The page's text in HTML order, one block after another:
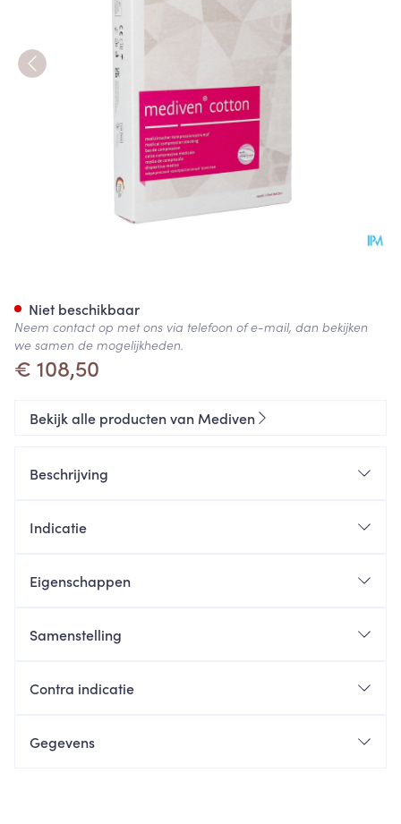
€ 108,50
Niet beschikbaar
Neem contact op met ons via telefoon of e-mail, dan bekijken
we samen de mogelijkheden.
Bekijk alle producten van Mediven
Beschrijving
Indicatie
Eigenschappen
Samenstelling
Contra indicatie
Gegevens